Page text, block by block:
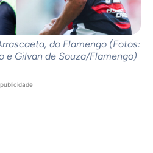
do Flamengo (Fotos:
e Gilvan de Souza/Flamengo)
publicidade